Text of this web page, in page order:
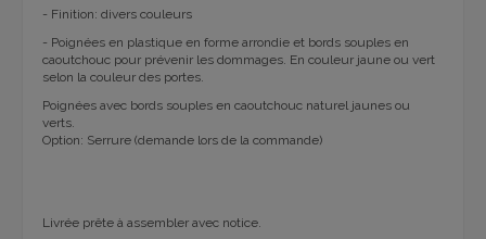
- Finition: divers couleurs
- Poignées en plastique en forme arrondie et bords souples en
caoutchouc pour prévenir les dommages. En couleur jaune ou vert
selon la couleur des portes.
Poignées avec bords souples en caoutchouc naturel jaunes ou
verts.
Option: Serrure (demande lors de la commande)
Livrée prête à assembler avec notice.